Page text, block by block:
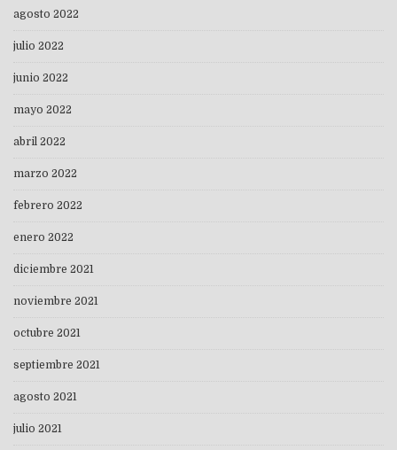
agosto 2022
julio 2022
junio 2022
mayo 2022
abril 2022
marzo 2022
febrero 2022
enero 2022
diciembre 2021
noviembre 2021
octubre 2021
septiembre 2021
agosto 2021
julio 2021